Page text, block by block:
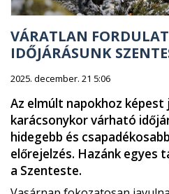
VÁRATLAN
IDŐJÁRÁSUNK
2025. december. 21 5:06
Az elmúlt napokhoz
karácsonykor várható
hidegebb és
előrejelzés. Hazánk egyes
a Szenteste.